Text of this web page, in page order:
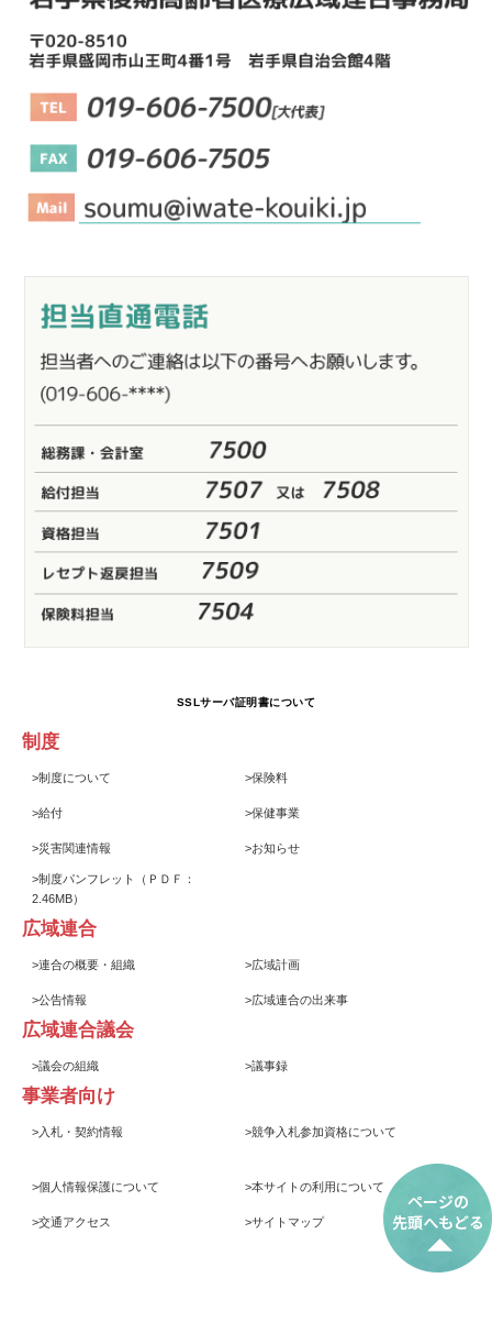
SSLサーバ証明書について
制度
>制度について >保険料
>給付 >保健事業
>災害関連情報 >お知らせ
>制度パンフレット
（ＰＤＦ：
2.46MB）
広域連合
>連合の概要・組織 >広域計画
>公告情報 >広域連合の出来事
広域連合議会
>議会の組織 >議事録
事業者向け
> 入札・契約情報 >競争入札参加資格について
>個人情報保護について >本サイトの利用について
>交通アクセス >サイトマップ